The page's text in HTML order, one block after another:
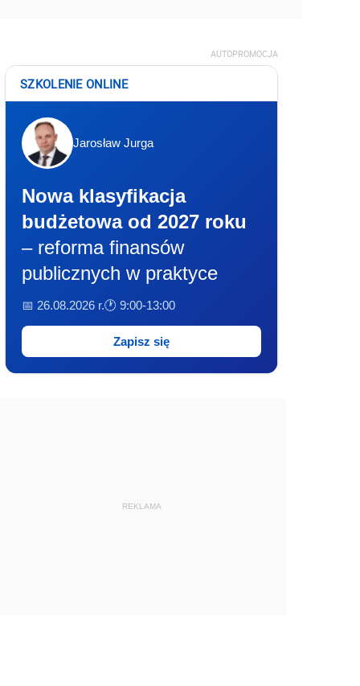
AUTOPROMOCJA
SZKOLENIE ONLINE
Jarosław Jurga
Nowa klasyfikacja
budżetowa od 2027 roku
– reforma finansów
publicznych w praktyce
📅 26.08.2026 r.🕐 9:00-13:00
Zapisz się
REKLAMA